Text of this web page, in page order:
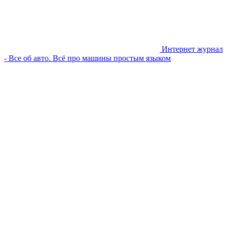
Интернет журнал
- Все об авто. Всё про машины простым языком